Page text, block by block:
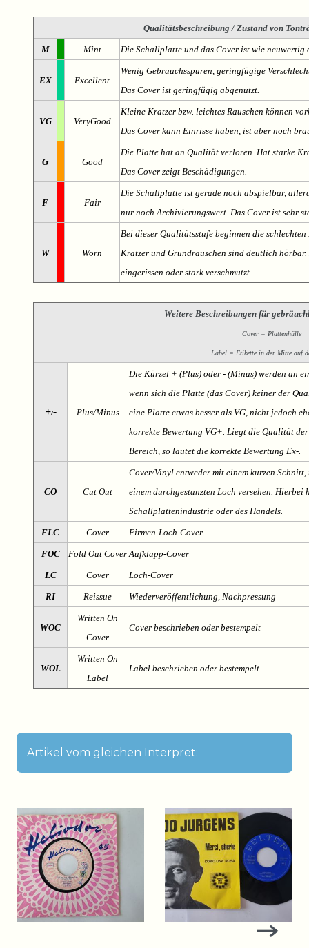
Qualitätsbeschreibung / Zustand von
M Mint Die Schallplatte und das Cover ist wie
EX Excellent
Wenig Gebrauchsspuren, geringfügige
Das Cover ist geringfügig abgenutzt.
VG VeryGood
Kleine Kratzer bzw. leichtes Rauschen können
Das Cover kann Einrisse haben, ist aber noch
G Good
Die Platte hat an Qualität verloren. Hat starke
Das Cover zeigt Beschädigungen.
F Fair
Die Schallplatte ist gerade noch abspielbar,
nur noch Archivierungswert. Das Cover ist sehr
W Worn
Bei dieser Qualitätsstufe beginnen die
Kratzer und Grundrauschen sind deutlich
eingerissen oder stark verschmutzt.
Weitere Beschreibungen für
Cover = Plattenhülle
Label = Etikette in der Mitte auf
+/- Plus/Minus
Die Kürzel + (Plus) oder - (Minus) werden an
wenn sich die Platte (das Cover) keiner der
eine Platte etwas besser als VG, nicht jedoch
korrekte Bewertung VG+. Liegt die Qualität
Bereich, so lautet die korrekte Bewertung Ex-.
CO Cut Out
Cover/Vinyl entweder mit einem kurzen
einem durchgestanzten Loch versehen. Hierbei
Schallplattenindustrie oder des Handels.
FLC Cover Firmen-Loch-Cover
FOC Fold Out Cover Aufklapp-Cover
LC Cover Loch-Cover
RI Reissue Wiederveröffentlichung, Nachpressung
WOC
Written On
Cover
Cover beschrieben oder bestempelt
WOL
Written On
Label
Label beschrieben oder bestempelt
Artikel vom gleichen Interpret: